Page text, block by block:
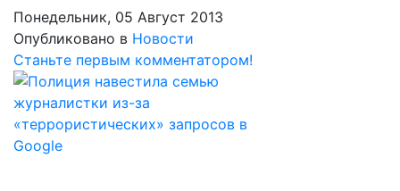
Понедельник, 05 Август 2013
Опубликовано в Новости
Станьте первым комментатором!